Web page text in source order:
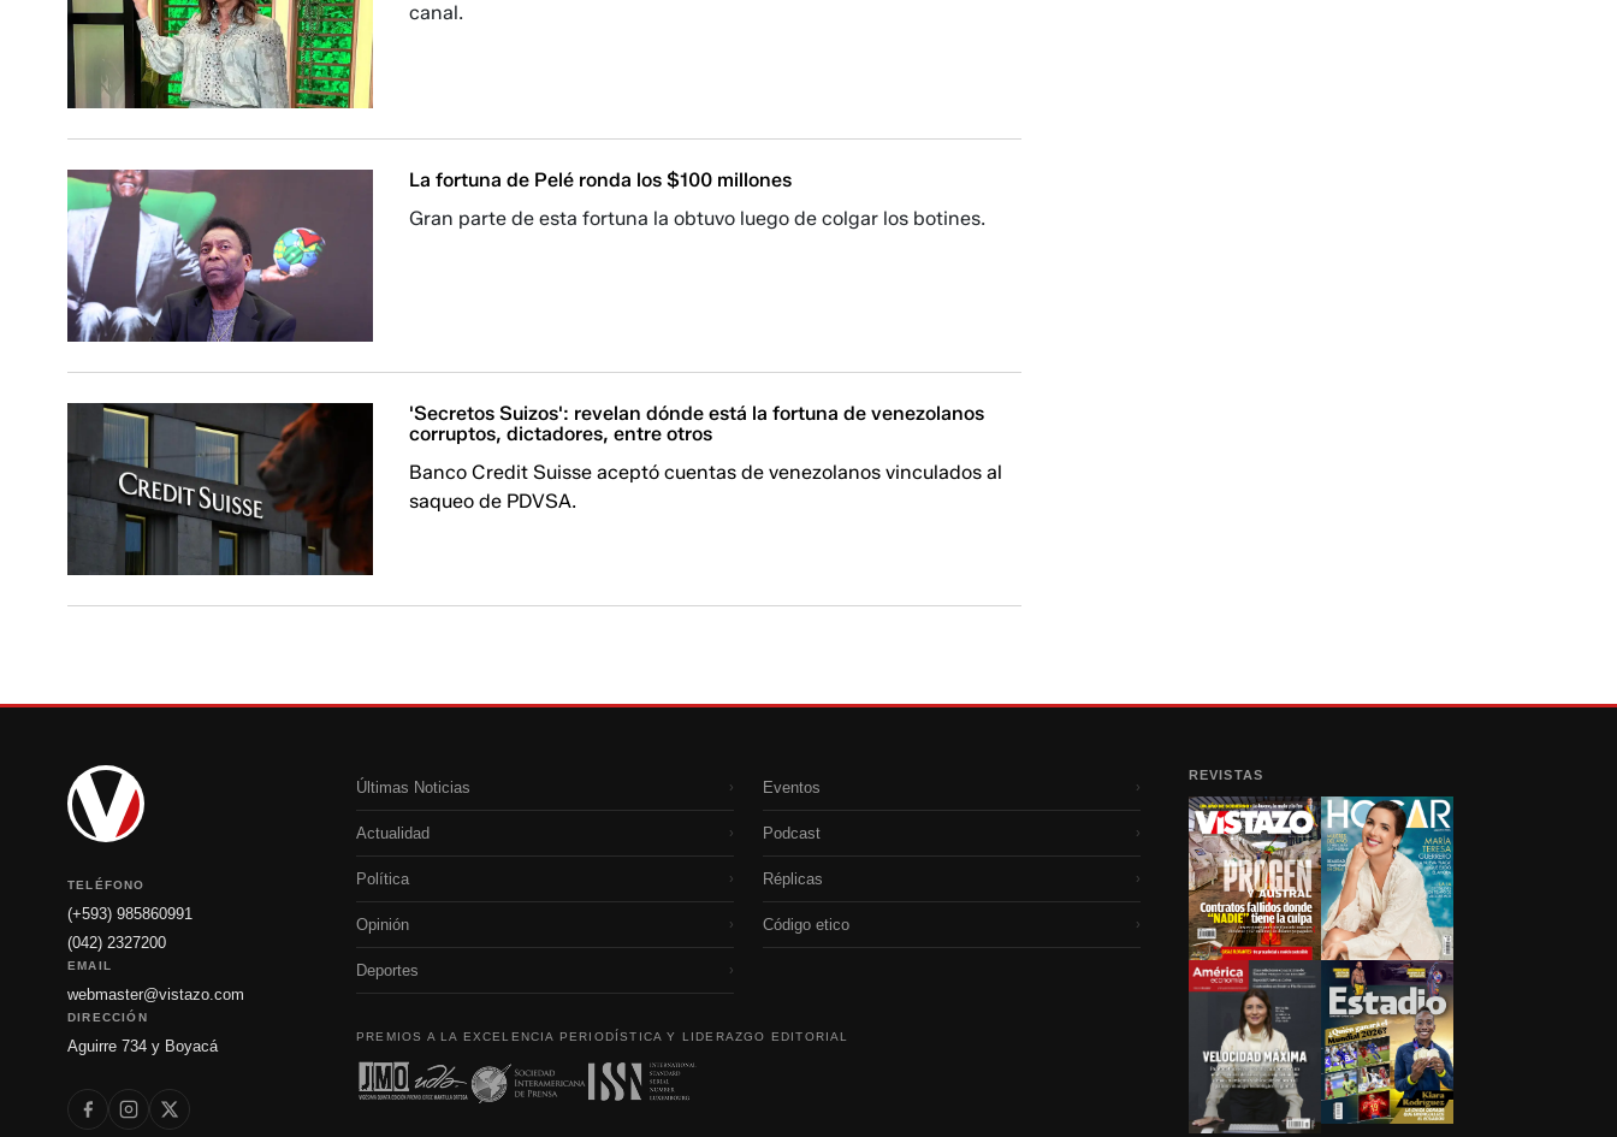
canal.
La fortuna de Pelé ronda los $100 millones
Gran parte de esta fortuna la obtuvo luego de colgar los botines.
'Secretos Suizos': revelan dónde está la fortuna de venezolanos
corruptos, dictadores, entre otros
Banco Credit Suisse aceptó cuentas de venezolanos vinculados al
saqueo de PDVSA.
TELÉFONO
(+593) 985860991
(042) 2327200
EMAIL
webmaster@vistazo.com
DIRECCIÓN
Aguirre 734 y Boyacá
Últimas Noticias ›
Actualidad ›
Política ›
Opinión ›
Deportes ›
Eventos ›
Podcast ›
Réplicas ›
Código etico ›
PREMIOS A LA EXCELENCIA PERIODÍSTICA Y LIDERAZGO EDITORIAL
REVISTAS